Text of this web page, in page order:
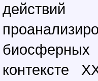
контексте